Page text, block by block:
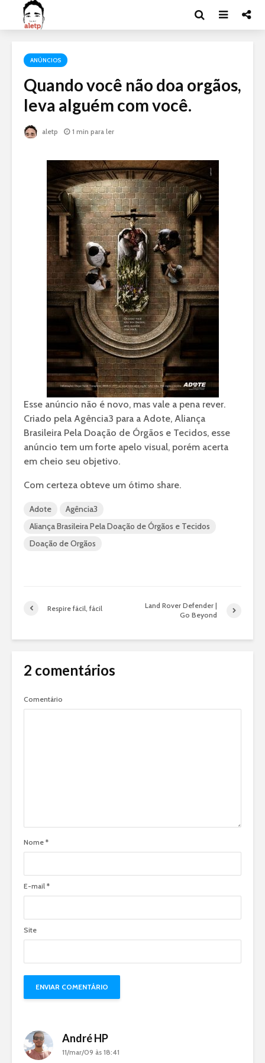
ANÚNCIOS
Quando você não doa orgãos,
leva alguém com você.
aletp 1 min para ler
Esse anúncio não é novo, mas vale a pena rever.
Criado pela Agência3 para a Adote, Aliança
Brasileira Pela Doação de Órgãos e Tecidos, esse
anúncio tem um forte apelo visual, porém acerta
em cheio seu objetivo.
Com certeza obteve um ótimo share.
Adote
Agência3
Aliança Brasileira Pela Doação de Órgãos e Tecidos
Doação de Orgãos
Respire fácil, fácil
Land Rover Defender |
Go Beyond
2 comentários
Comentário
Nome *
E-mail *
Site
André HP
11/mar/09 às 18:41